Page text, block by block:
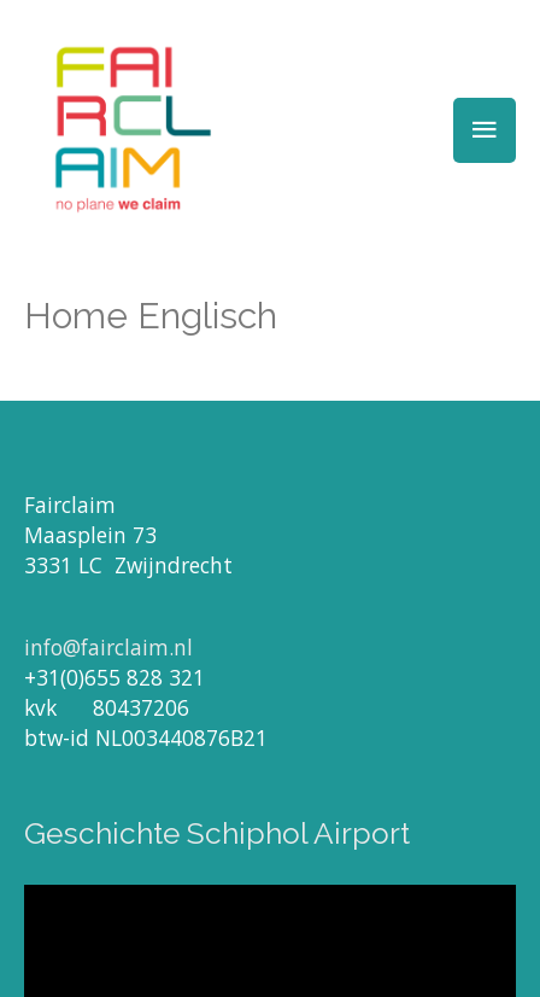
Home Englisch
Fairclaim
Maasplein 73
3331 LC Zwijndrecht
info@fairclaim.nl
+31(0)655 828 321
kvk 80437206
btw-id NL003440876B21
Geschichte Schiphol Airport